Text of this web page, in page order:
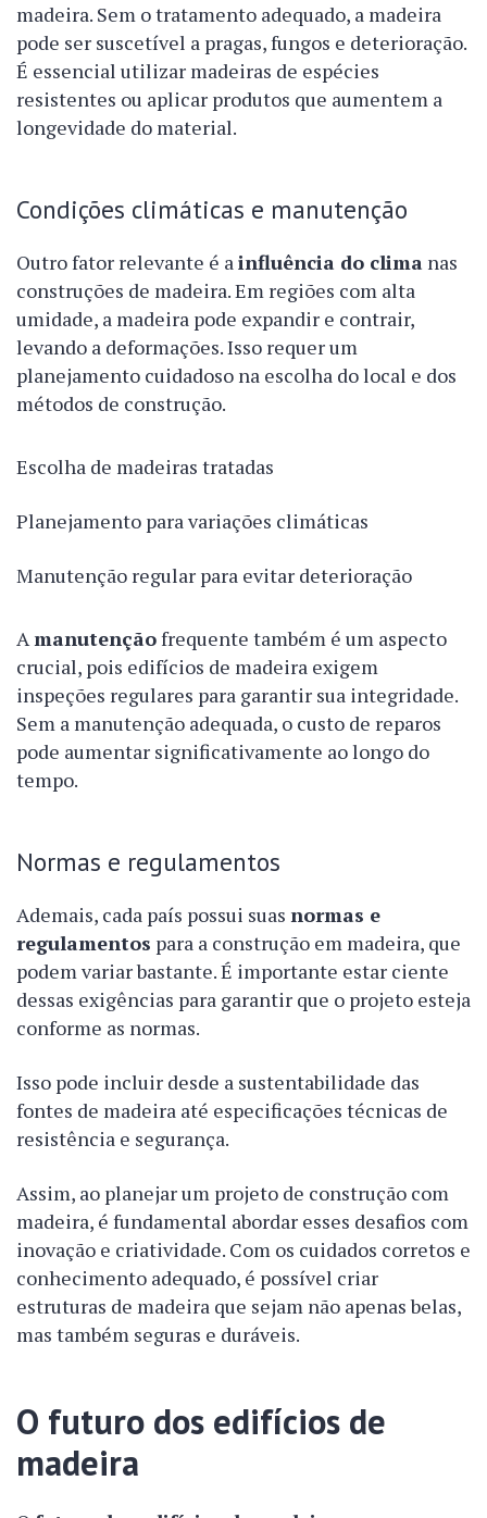
madeira. Sem o tratamento adequado, a madeira
pode ser suscetível a pragas, fungos e deterioração.
É essencial utilizar madeiras de espécies
resistentes ou aplicar produtos que aumentem a
longevidade do material.
Condições climáticas e manutenção
Outro fator relevante é ainfluência do clima nas
construções de madeira. Em regiões com alta
umidade, a madeira pode expandir e contrair,
levando a deformações. Isso requer um
planejamento cuidadoso na escolha do local e dos
métodos de construção.
Escolha de madeiras tratadas
Planejamento para variações climáticas
Manutenção regular para evitar deterioração
Amanutençãofrequente também é um aspecto
crucial, pois edifícios de madeira exigem
inspeções regulares para garantir sua integridade.
Sem a manutenção adequada, o custo de reparos
pode aumentar significativamente ao longo do
tempo.
Normas e regulamentos
Ademais, cada país possui suas normas e
regulamentos para a construção em madeira, que
podem variar bastante. É importante estar ciente
dessas exigências para garantir que o projeto esteja
conforme as normas.
Isso pode incluir desde a sustentabilidade das
fontes de madeira até especificações técnicas de
resistência e segurança.
Assim, ao planejar um projeto de construção com
madeira, é fundamental abordar esses desafios com
inovação e criatividade. Com os cuidados corretos e
conhecimento adequado, é possível criar
estruturas de madeira que sejam não apenas belas,
mas também seguras e duráveis.
O futuro dos edifícios de
madeira